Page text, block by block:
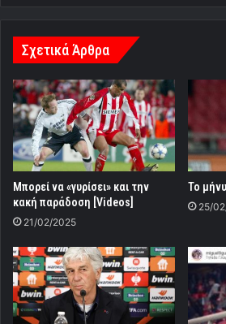
Σχετικά Άρθρα
Μπορεί να «γυρίσει» και την
κακή παράδοση [Videos]
21/02/2025
Το
25/